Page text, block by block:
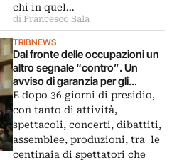
chi in quel…
di Francesco Sala
TRIBNEWS
Dal fronte delle occupazioni un
altro segnale “contro”. Un
avviso di garanzia per gli
occupanti. Succede a Palermo,
al Teatro Garibaldi Aperto. Dopo
Macao, comincia il periodo del
pugno di ferro?
E dopo 36 giorni di presidio,
con tanto di attività,
spettacoli, concerti, dibattiti,
assemblee, produzioni, tra le
centinaia di spettatori che